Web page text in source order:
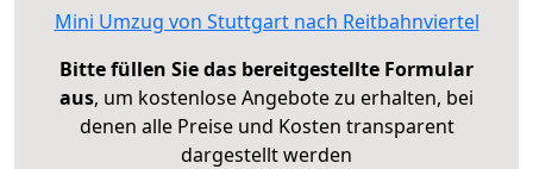
Mini Umzug von Stuttgart nach Reitbahnviertel
Bitte füllen Sie das bereitgestellte Formular
aus, um kostenlose Angebote zu erhalten, bei
denen alle Preise und Kosten transparent
dargestellt werden